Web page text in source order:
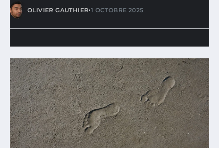
OLIVIER GAUTHIER•1 OCTOBRE 2025